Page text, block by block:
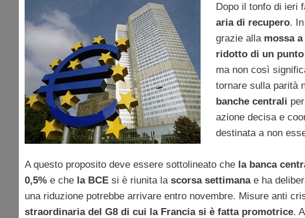
Dopo il tonfo di ieri
aria di recupero. In
grazie alla mossa
ridotto di un
ma non così
tornare sulla parità
banche centrali
azione decisa e
destinata a non
A questo proposito deve essere sottolineato che la banca
0,5% e che la BCE si è riunita la scorsa settimanae ha
una riduzione potrebbe arrivare entro novembre. Misure anti
straordinaria del G8 di cui la Francia si è fatta promotrice.